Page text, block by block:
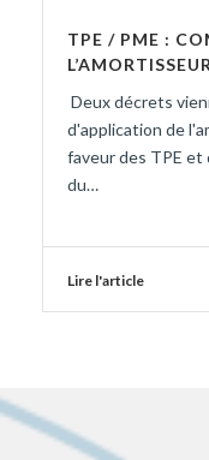
TPE / PME :
Deux décrets
d'application de
faveur des TPE et
du…
Lire l'article
LES